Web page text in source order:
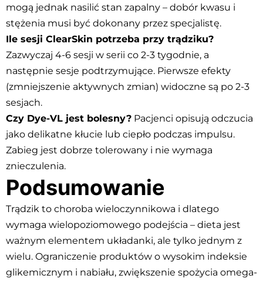
mogą jednak nasilić stan zapalny – dobór kwasu i
stężenia musi być dokonany przez specjalistę.
Ile sesji ClearSkin potrzeba przy trądziku?
Zazwyczaj 4-6 sesji w serii co 2-3 tygodnie, a
następnie sesje podtrzymujące. Pierwsze efekty
(zmniejszenie aktywnych zmian) widoczne są po 2-3
sesjach.
Czy Dye-VL jest bolesny? Pacjenci opisują odczucia
jako delikatne kłucie lub ciepło podczas impulsu.
Zabieg jest dobrze tolerowany i nie wymaga
znieczulenia.
Podsumowanie
Trądzik to choroba wieloczynnikowa i dlatego
wymaga wielopoziomowego podejścia – dieta jest
ważnym elementem układanki, ale tylko jednym z
wielu. Ograniczenie produktów o wysokim indeksie
glikemicznym i nabiału, zwiększenie spożycia omega-